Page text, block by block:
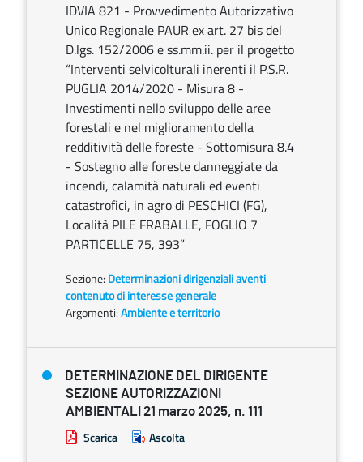
IDVIA 821 - Provvedimento Autorizzativo
Unico Regionale PAUR ex art. 27 bis del
D.lgs. 152/2006 e ss.mm.ii. per il progetto
“Interventi selvicolturali inerenti il P.S.R.
PUGLIA 2014/2020 - Misura 8 -
Investimenti nello sviluppo delle aree
forestali e nel miglioramento della
redditività delle foreste - Sottomisura 8.4
- Sostegno alle foreste danneggiate da
incendi, calamità naturali ed eventi
catastrofici, in agro di PESCHICI (FG),
Località PILE FRABALLE, FOGLIO 7
PARTICELLE 75, 393”
Sezione: Determinazioni dirigenziali aventi
contenuto di interesse generale
Argomenti:Ambiente e territorio
DETERMINAZIONE DEL DIRIGENTE
SEZIONE AUTORIZZAZIONI
AMBIENTALI 21 marzo 2025, n. 111
Scarica Ascolta